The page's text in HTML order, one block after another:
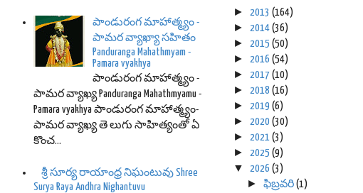
పాండురంగ మాహాత్మ్యం -
పామర వ్యాఖ్యా సహితం
Panduranga Mahathmyam -
Pamara vyakhya
పాండురంగ మాహాత్మ్యం -
పామర వ్యాఖ్య Panduranga Mahathmyamu -
Pamara vyakhya పాండురంగ మాహాత్మ్యం-
పామర వ్యాఖ్య తె లుగు సాహిత్యంతో ఏ
కొంచ...
శ్రీ సూర్య రాయాంధ్ర నిఘంటువు Shree
Surya Raya Andhra Nighantuvu
► 2013 (164)
► 2014 (36)
► 2015 (50)
► 2016 (54)
► 2017 (10)
► 2018 (16)
► 2019 (6)
► 2020 (30)
► 2021 (3)
► 2025 (9)
▼ 2026 (3)
►ఫిబ్రవరి (1)